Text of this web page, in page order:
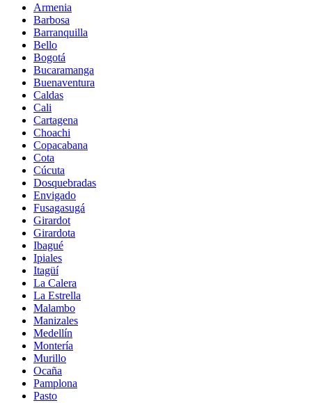
Armenia
Barbosa
Barranquilla
Bello
Bogotá
Bucaramanga
Buenaventura
Caldas
Cali
Cartagena
Choachi
Copacabana
Cota
Cúcuta
Dosquebradas
Envigado
Fusagasugá
Girardot
Girardota
Ibagué
Ipiales
Itagüí
La Calera
La Estrella
Malambo
Manizales
Medellín
Montería
Murillo
Ocaña
Pamplona
Pasto